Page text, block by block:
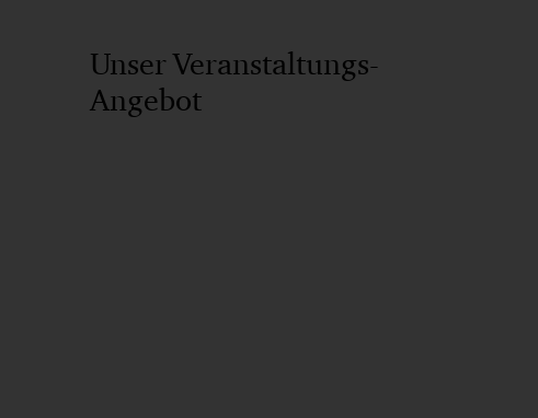
Unser Veranstaltungs-
Angebot